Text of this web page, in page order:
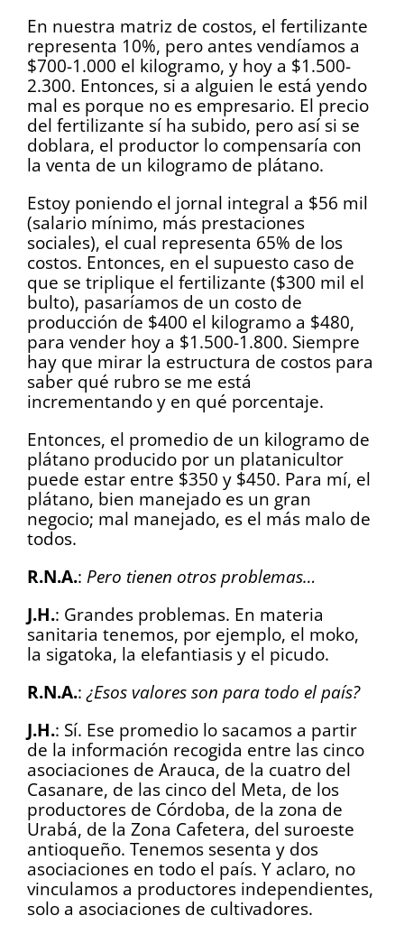
En nuestra matriz de costos, el fertilizante
representa 10%, pero antes vendíamos a
$700-1.000 el kilogramo, y hoy a $1.500-
2.300. Entonces, si a alguien le está yendo
mal es porque no es empresario. El precio
del fertilizante sí ha subido, pero así si se
doblara, el productor lo compensaría con
la venta de un kilogramo de plátano.
Estoy poniendo el jornal integral a $56 mil
(salario mínimo, más prestaciones
sociales), el cual representa 65% de los
costos. Entonces, en el supuesto caso de
que se triplique el fertilizante ($300 mil el
bulto), pasaríamos de un costo de
producción de $400 el kilogramo a $480,
para vender hoy a $1.500-1.800. Siempre
hay que mirar la estructura de costos para
saber qué rubro se me está
incrementando y en qué porcentaje.
Entonces, el promedio de un kilogramo de
plátano producido por un platanicultor
puede estar entre $350 y $450. Para mí, el
plátano, bien manejado es un gran
negocio; mal manejado, es el más malo de
todos.
R.N.A.: Pero tienen otros problemas…
J.H.: Grandes problemas. En materia
sanitaria tenemos, por ejemplo, el moko,
la sigatoka, la elefantiasis y el picudo.
R.N.A.: ¿Esos valores son para todo el país?
J.H.: Sí. Ese promedio lo sacamos a partir
de la información recogida entre las cinco
asociaciones de Arauca, de la cuatro del
Casanare, de las cinco del Meta, de los
productores de Córdoba, de la zona de
Urabá, de la Zona Cafetera, del suroeste
antioqueño. Tenemos sesenta y dos
asociaciones en todo el país. Y aclaro, no
vinculamos a productores independientes,
solo a asociaciones de cultivadores.